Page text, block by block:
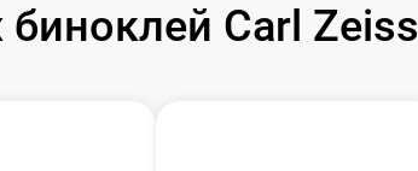
Carl Zeiss